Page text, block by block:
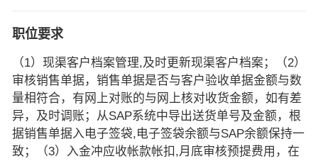
职位要求
（1）现渠客户档案管理,及时更新现渠客户档案；（2）
审核销售单据，销售单据是否与客户验收单据金额与数
量相符合，有网上对账的与网上核对收货金额，如有差
异，及时调账；从SAP系统中导出送货单号及金额，根
据销售单据入电子签袋,电子签袋余额与SAP余额保持一
致；（3）入金冲应收帐款帐扣,月底审核预提费用，在